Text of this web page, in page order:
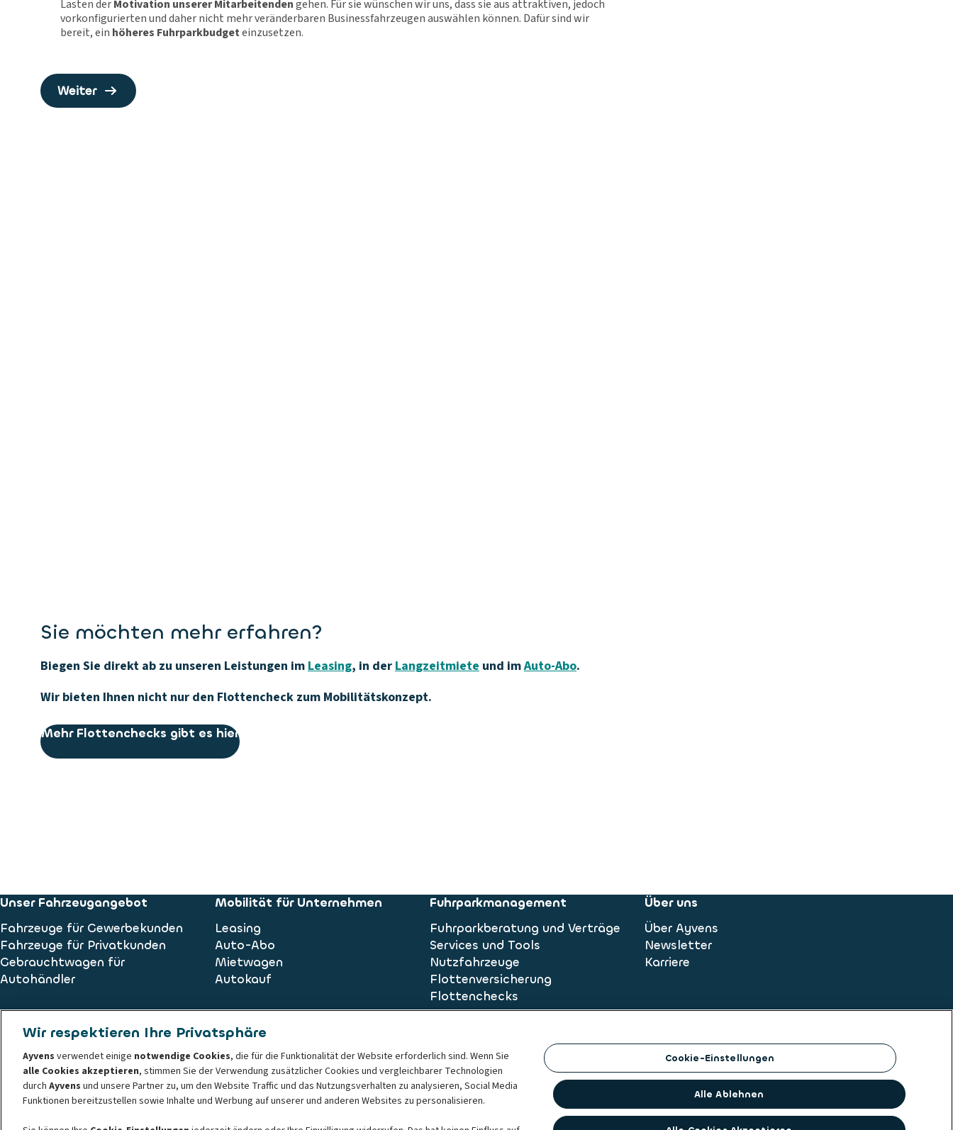
Sie möchten mehr erfahren?
Biegen Sie direkt ab zu unseren Leistungen imLeasing, in derLangzeitmiete und imAuto-Abo.
Wir bieten Ihnen nicht nur den Flottencheck zum Mobilitätskonzept.
Mehr Flottenchecks gibt es hier
Unser Fahrzeugangebot
Fahrzeuge für Gewerbekunden
Fahrzeuge für Privatkunden
Gebrauchtwagen für
Autohändler
Mobilität für Unternehmen
Leasing
Auto-Abo
Mietwagen
Autokauf
Fuhrparkmanagement
Fuhrparkberatung und Verträge
Services und Tools
Nutzfahrzeuge
Flottenversicherung
Flottenchecks
Über uns
Über Ayvens
Newsletter
Karriere
ALD AutoLeasing D GmbH
Nedderfeld 95
22529 Hamburg
Wir respektieren Ihre Privatsphäre
Ayvens verwendet einige notwendige Cookies, die für die Funktionalität der Website erforderlich sind. Wenn Sie
alle Cookies akzeptieren, stimmen Sie der Verwendung zusätzlicher Cookies und vergleichbarer Technologien
durch Ayvens und unsere Partner zu, um den Website Traffic und das Nutzungsverhalten zu analysieren, Social Media
Funktionen bereitzustellen sowie Inhalte und Werbung auf unserer und anderen Websites zu personalisieren.
Cookie-Einstellungen
Alle Ablehnen